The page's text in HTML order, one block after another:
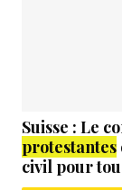
Suisse : Le
protestantes
civil pour